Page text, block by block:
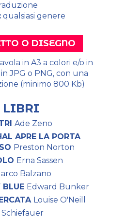
Ade Zeno
APRE LA PORTA
Preston Norton
Erna Sassen
Balzano
BLUE Edward Bunker
Louise O'Neill
Schiefauer
qualsiasi genere
in A3 a colori e/o in
JPG o PNG, con una
(minimo 800 Kb)
O DISEGNO